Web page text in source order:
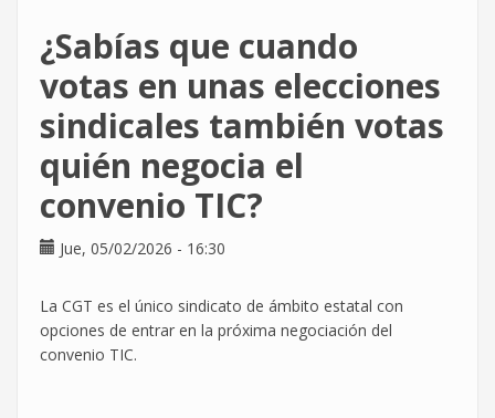
El
ante
la
situación
de
persecución
¿Sabías que cuando
votas en unas elecciones
sindicales también votas
quién negocia el
convenio TIC?
Jue, 05/02/2026 - 16:30
La CGT es el único sindicato de ámbito estatal con
opciones de entrar en la próxima negociación del
convenio TIC.